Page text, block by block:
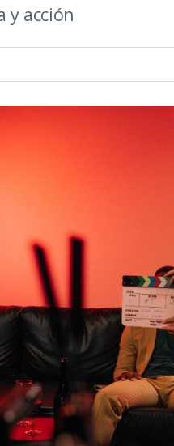
y acción